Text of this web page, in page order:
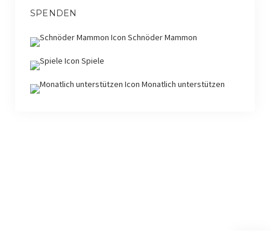
SPENDEN
Schnöder Mammon
Spiele
Monatlich unterstützen